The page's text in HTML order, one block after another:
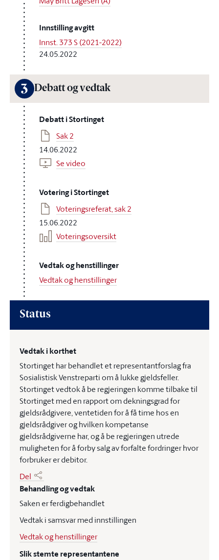
Innstilling avgitt
Innst. 373 S (2021-2022)
24.05.2022
3 Debatt og vedtak
Debatt i Stortinget
Sak 2
14.06.2022
Se video
Votering i Stortinget
Voteringsreferat, sak 2
15.06.2022
Voteringsoversikt
Vedtak og henstillinger
Vedtak og henstillinger
Status
Vedtak i korthet
Stortinget har behandlet et representantforslag fra
Sosialistisk Venstreparti om å lukke gjeldsfeller.
Stortinget vedtok å be regjeringen komme tilbake til
Stortinget med en rapport om dekningsgrad for
gjeldsrådgivere, ventetiden for å få time hos en
gjeldsrådgiver og hvilken kompetanse
gjeldsrådgiverne har, og å be regjeringen utrede
muligheten for å forby salg av forfalte fordringer hvor
forbruker er debitor.
Del
Behandling og vedtak
Saken er ferdigbehandlet
Vedtak i samsvar med innstillingen
Vedtak og henstillinger
Slik stemte representantene